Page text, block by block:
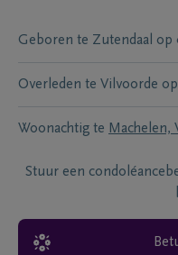
Geboren te Zutendaal op
Overleden te Vilvoorde op
Woonachtig te Machelen,
Stuur een